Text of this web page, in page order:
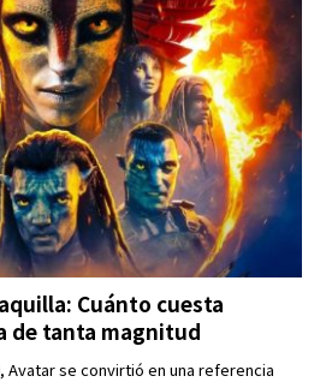
Cuánto cuesta
de tanta magnitud
Avatar se convirtió en una referencia